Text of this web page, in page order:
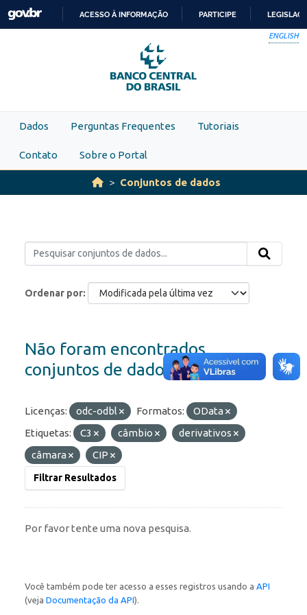
Skip to main content
PARA
O
CONTEÚDO
ACESSO À INFORMAÇÃO PARTICIPE
ENGLISH
Dados Perguntas Frequentes Tutoriais
Contato Sobre o Portal
Conjuntos de dados
Ordenar por
Não foram encontrados
conjuntos de dados
Licenças: odc-odbl Formatos:
OData
Etiquetas:
C3 câmbio
derivativos
câmara
CIP
Filtrar Resultados
Por favor tente uma nova pesquisa.
Você também pode ter acesso a esses registros usando a API
(veja Documentação da API).